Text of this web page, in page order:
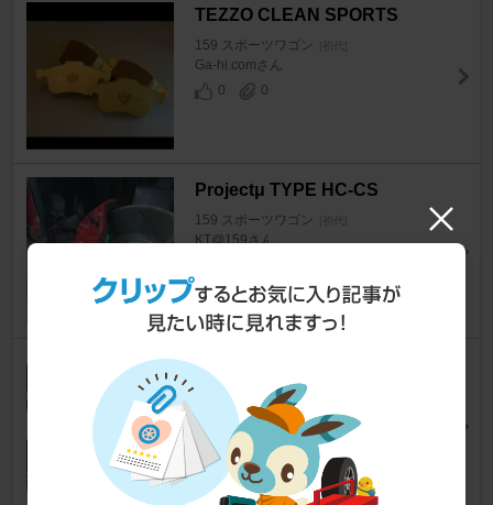
TEZZO CLEAN SPORTS
159 スポーツワゴン [初代]
Ga-hi.comさん
0
0
Projectμ TYPE HC-CS
159 スポーツワゴン [初代]
KT@159さん
breni sport
159 スポーツワゴン
toyo。さん